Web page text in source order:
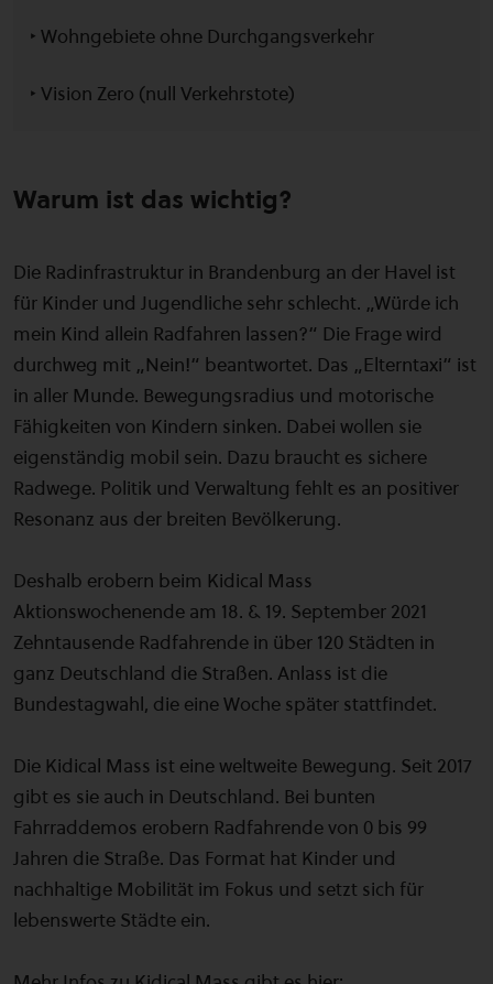
‣ Wohngebiete ohne Durchgangsverkehr
‣ Vision Zero (null Verkehrstote)
Warum ist das wichtig?
Die Radinfrastruktur in Brandenburg an der Havel ist
für Kinder und Jugendliche sehr schlecht. „Würde ich
mein Kind allein Radfahren lassen?“ Die Frage wird
durchweg mit „Nein!“ beantwortet. Das „Elterntaxi“ ist
in aller Munde. Bewegungsradius und motorische
Fähigkeiten von Kindern sinken. Dabei wollen sie
eigenständig mobil sein. Dazu braucht es sichere
Radwege. Politik und Verwaltung fehlt es an positiver
Resonanz aus der breiten Bevölkerung.
Deshalb erobern beim Kidical Mass
Aktionswochenende am 18. & 19. September 2021
Zehntausende Radfahrende in über 120 Städten in
ganz Deutschland die Straßen. Anlass ist die
Bundestagwahl, die eine Woche später stattfindet.
Die Kidical Mass ist eine weltweite Bewegung. Seit 2017
gibt es sie auch in Deutschland. Bei bunten
Fahrraddemos erobern Radfahrende von 0 bis 99
Jahren die Straße. Das Format hat Kinder und
nachhaltige Mobilität im Fokus und setzt sich für
lebenswerte Städte ein.